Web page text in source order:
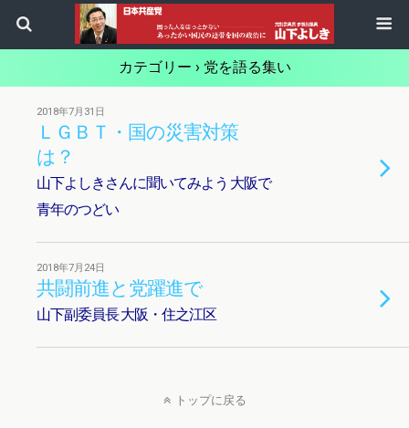
カテゴリー › 党を語る集い
2018年7月31日
ＬＧＢＴ・国の災害対策
は？
山下よしきさんに聞いてみよう 大阪で
青年のつどい
2018年7月24日
共闘前進と党躍進で
山下副委員長 大阪・住之江区
トップに戻る